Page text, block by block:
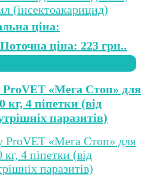
ціна:
Поточна ціна: 223 грн..
ProVET «Мега Стоп» для
кг, 4 піпетки (від
паразитів)